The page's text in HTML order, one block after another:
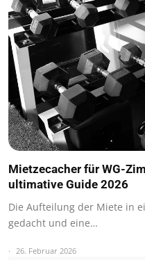
Mietzecacher für WG-
ultimative Guide 2026
Die Aufteilung der Miete in
gedacht und eine…
26. Februar 2026